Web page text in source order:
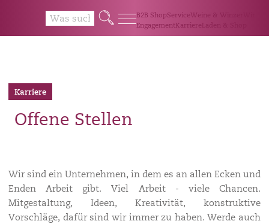
Q B2B ShopServiceWeine & Winzer
Engagement Karriere Laden & Shop
Karriere
Offene Stellen
Wir sind ein Unternehmen, in dem es an allen Ecken und
Enden Arbeit gibt. Viel Arbeit - viele Chancen.
Mitgestaltung, Ideen, Kreativität, konstruktive
Vorschläge, dafür sind wir immer zu haben. Werde auch